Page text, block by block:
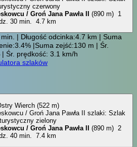
/ Groń Jana Pawła II (890 m) 1
30 min.
4.7 km
| Długość odcinka:4.7 km | Suma
|Suma zejść:130 m | Śr.
Śr. prędkość: 3.1 km/h
szlaków
6. Ostry Wierch (522 m)
/ Groń Jana Pawła II (890 m) 2
40 min.
7.4 km